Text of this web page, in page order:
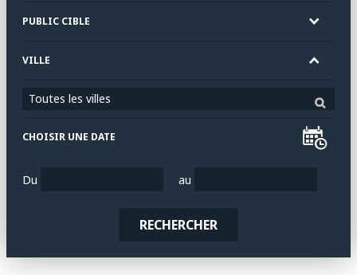
PUBLIC CIBLE
VILLE
Toutes les villes
CHOISIR UNE DATE
Du au
RECHERCHER